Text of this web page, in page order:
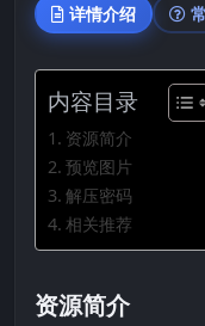
详情介绍
内容目录
资源简介
预览图片
解压密码
相关推荐
资源简介